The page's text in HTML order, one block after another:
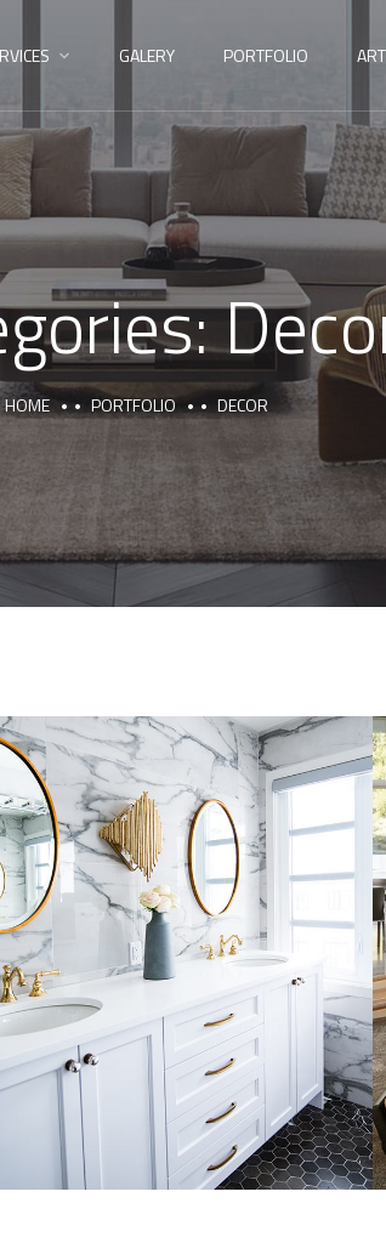
GALERY PORTFOLIO
HOME PORTFOLIO DECOR
Bathroom Interior
DECOR FURNITURE